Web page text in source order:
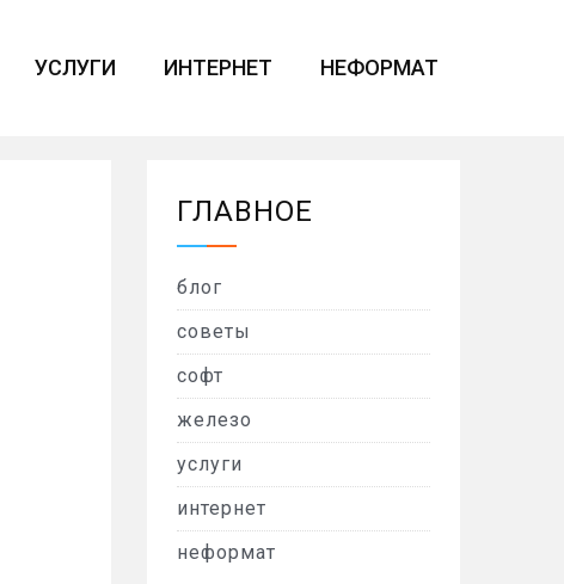
УСЛУГИ ИНТЕРНЕТ НЕФОРМАТ
ГЛАВНОЕ
блог
советы
софт
железо
услуги
интернет
неформат